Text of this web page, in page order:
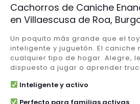
Cachorros de Caniche
en Villaescusa de Roa,
Un poquito más grande que el
inteligente y juguetón. El caniche
cualquier tipo de hogar. Alegre,
dispuesto a jugar o aprender
Inteligente y activo
Perfecto para familias activas